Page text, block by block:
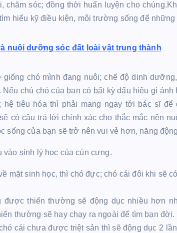
chăm sóc; đồng thời huấn luyện cho
hiểu kỹ điều kiện, môi trường sống để
nuôi dưỡng sóc đất loài vật trung thành
chó mình đang nuôi; chế độ dinh
Nếu chú chó của bạn có bất kỳ dấu hiệu gì
hệ tiêu hóa thì phải mang ngay tới bác sĩ
có câu trả lời chính xác cho thắc mắc nên
sống của bạn sẽ trở nên vui vẻ hơn, năng
vào sinh lý học của cún cưng.
mặt sinh học, thì chó đực; chó cái đôi khi sẽ
được thiến thường sẽ động dục nhiều hơn
thường sẽ hay chạy ra ngoài để tìm bạn đời.
cái chưa được triệt sản thì sẽ động dục 2